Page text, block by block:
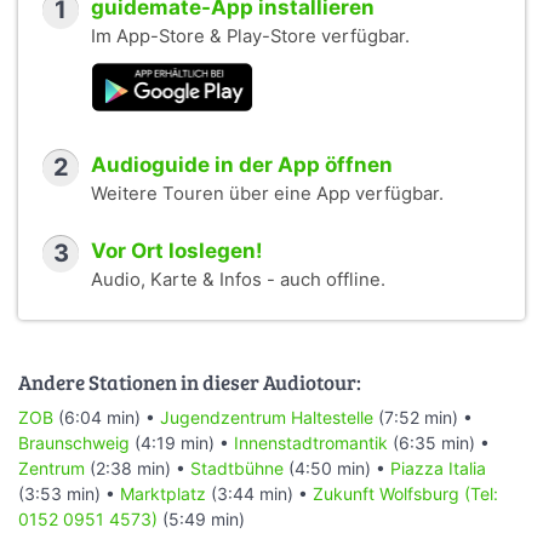
1 guidemate-App installieren
Im App-Store & Play-Store verfügbar.
2 Audioguide in der App öffnen
Weitere Touren über eine App verfügbar.
3 Vor Ort loslegen!
Audio, Karte & Infos - auch offline.
Andere Stationen in dieser Audiotour:
ZOB (6:04 min) • Jugendzentrum Haltestelle (7:52 min) •
Braunschweig (4:19 min) • Innenstadtromantik (6:35 min) •
Zentrum (2:38 min) • Stadtbühne (4:50 min) • Piazza Italia
(3:53 min) • Marktplatz (3:44 min) • Zukunft Wolfsburg (Tel:
0152 0951 4573) (5:49 min)